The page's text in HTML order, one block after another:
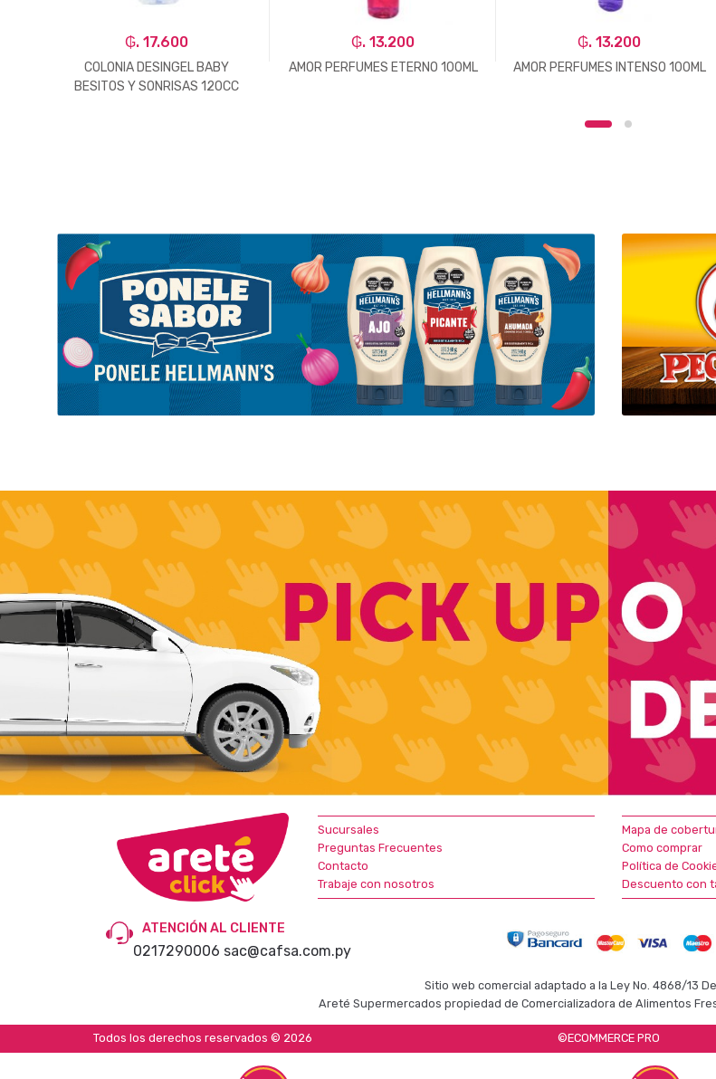
₲. 17.600
COLONIA DESINGEL BABY
BESITOS Y SONRISAS 120CC
₲. 13.200
AMOR PERFUMES ETERNO 100ML
₲. 13.200
AMOR PERFUMES INTENSO 100ML
Sucursales
Preguntas Frecuentes
Contacto
Trabaje con nosotros
Mapa de
Como comprar
Política de
Descuento con
ATENCIÓN AL CLIENTE
0217290006 sac@cafsa.com.py
Sitio web comercial adaptado a la Ley No. 4868/13
Areté Supermercados propiedad de Comercializadora de Alimentos
Todos los derechos reservados © 2026 ©ECOMMERCE PRO